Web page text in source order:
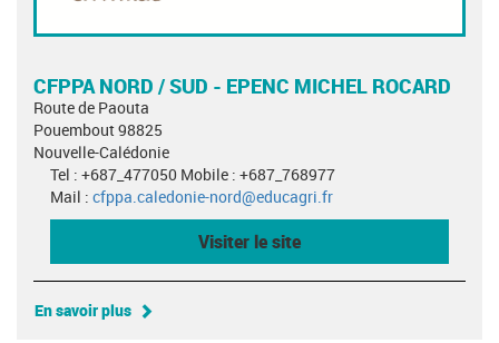
CFPPA NORD / SUD - EPENC MICHEL ROCARD
Route de Paouta
Pouembout 98825
Nouvelle-Calédonie
Tel : +687_477050 Mobile : +687_768977
Mail : cfppa.caledonie-nord@educagri.fr
Visiter le site
En savoir plus